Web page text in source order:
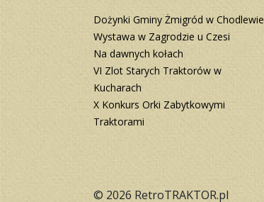
Dożynki Gminy Żmigród w Chodlewie
Wystawa w Zagrodzie u Czesi
Na dawnych kołach
VI Zlot Starych Traktorów w
Kucharach
X Konkurs Orki Zabytkowymi
Traktorami
© 2026 RetroTRAKTOR.pl